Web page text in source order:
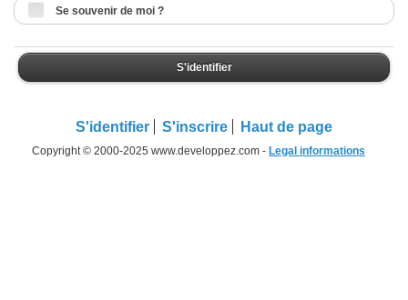
Se souvenir de moi ?
S'identifier
S'identifier S'inscrire Haut de page
Copyright © 2000-2025 www.developpez.com - Legal informations